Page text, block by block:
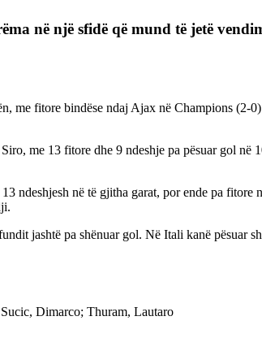
në një sfidë që mund të jetë
me fitore bindëse ndaj Ajax në Champions
me 13 fitore dhe 9 ndeshje pa pësuar gol në
ndeshjesh në të gjitha garat, por ende pa
jashtë pa shënuar gol. Në Itali kanë pësuar
Dimarco; Thuram, Lautaro